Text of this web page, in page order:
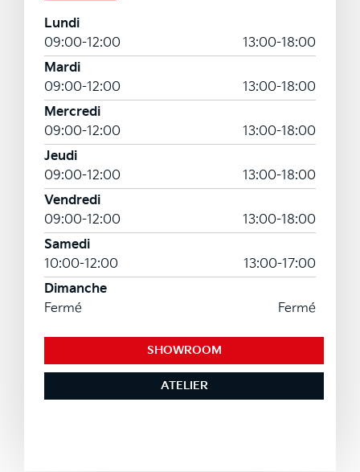
Lundi
09:00-12:00
13:00-18:00
Mardi
09:00-12:00
13:00-18:00
Mercredi
09:00-12:00
13:00-18:00
Jeudi
09:00-12:00
13:00-18:00
Vendredi
09:00-12:00
13:00-18:00
Samedi
10:00-12:00
13:00-17:00
Dimanche
Fermé
Fermé
SHOWROOM
ATELIER